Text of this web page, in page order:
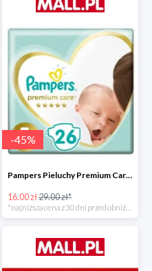
-45%
Pampers Pieluchy Premium Care 1 Newborn -44%
16.00 zł29.00 zł*
*najniższa cena z 30 dni przed obniżką